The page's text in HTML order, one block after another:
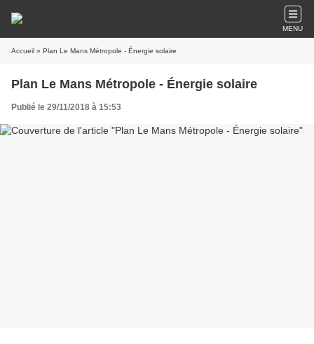
MENU
Accueil » Plan Le Mans Métropole - Énergie solaire
Plan Le Mans Métropole - Énergie solaire
Publié le 29/11/2018 à 15:53